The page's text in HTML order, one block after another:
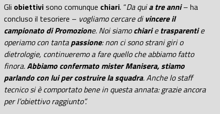
Gli obiettivisono comunque chiari. “Da quia tre anni– ha
concluso il tesoriere – vogliamo cercare di vincere il
campionato di Promozione. Noi siamochiarietrasparentie
operiamo con tantapassione: non ci sono strani giri o
dietrologie, continueremo a fare quello che abbiamo fatto
finora.Abbiamo confermato mister Manisera, stiamo
parlando con lui per costruire la squadra. Anche lo staff
tecnico si è comportato bene in questa annata: grazie ancora
per l’obiettivo raggiunto”.